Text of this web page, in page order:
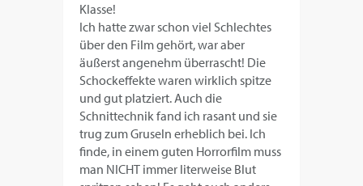
Klasse!
Ich hatte zwar schon viel Schlechtes
über den Film gehört, war aber
äußerst angenehm überrascht! Die
Schockeffekte waren wirklich spitze
und gut platziert. Auch die
Schnittechnik fand ich rasant und sie
trug zum Gruseln erheblich bei. Ich
finde, in einem guten Horrorfilm muss
man NICHT immer literweise Blut